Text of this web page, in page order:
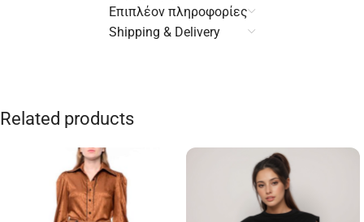
Επιπλέον πληροφορίες
Shipping & Delivery
Related products